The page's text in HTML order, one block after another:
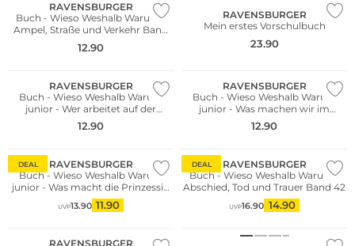
RAVENSBURGER
Buch - Wieso Weshalb Warum -
Ampel, Straße und Verkehr Band
48
12.90
RAVENSBURGER
Mein erstes Vorschulbuch
23.90
RAVENSBURGER
Buch - Wieso Weshalb Warum
junior - Wer arbeitet auf der
Baustelle Band 55
12.90
RAVENSBURGER
Buch - Wieso Weshalb Warum
junior - Was machen wir im
Sommer Band 60
12.90
DEAL
RAVENSBURGER
Buch - Wieso Weshalb Warum
junior - Was macht die Prinzessin
Band 19
UVP13.90 11.90
DEAL
RAVENSBURGER
Buch - Wieso Weshalb Warum -
Abschied, Tod und Trauer Band 42
UVP16.90 14.90
RAVENSBURGER